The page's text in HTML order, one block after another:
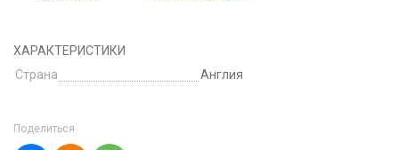
ХАРАКТЕРИСТИКИ
Страна
Англия
Поделиться